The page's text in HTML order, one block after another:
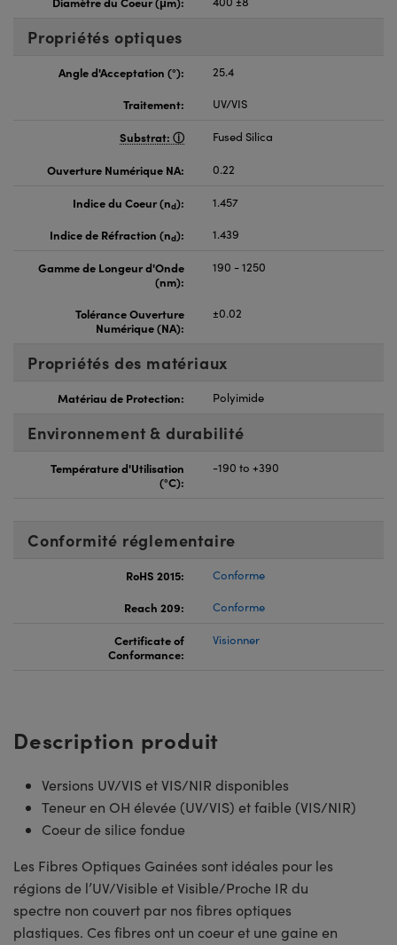
Propriétés optiques
Angle d'Acceptation (°):
25.4
Traitement:
UV/VIS
Substrat: Fused Silica
Ouverture Numérique NA: 0.22
Indice du Coeur (nd):
1.457
Indice de Réfraction (nd): 1.439
Gamme de Longeur d'Onde
(nm):
190 - 1250
Tolérance Ouverture
Numérique (NA):
±0.02
Propriétés des matériaux
Matériau de Protection: Polyimide
Environnement & durabilité
Température d'Utilisation
(°C):
-190 to +390
Conformité réglementaire
RoHS 2015:
Conforme
Reach 209:
Conforme
Certificate of
Conformance:
Visionner
Description produit
Versions UV/VIS et VIS/NIR disponibles
Teneur en OH élevée (UV/VIS) et faible (VIS/NIR)
Coeur de silice fondue
Les Fibres Optiques Gainées sont idéales pour les
régions de l’UV/Visible et Visible/Proche IR du
spectre non couvert par nos fibres optiques
plastiques. Ces fibres ont un coeur et une gaine en